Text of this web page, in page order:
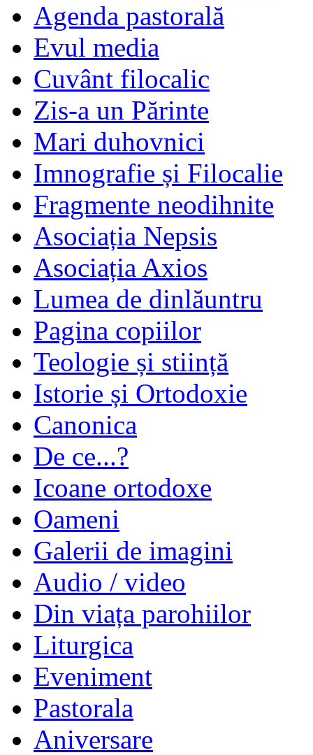
Agenda pastorală
Evul media
Cuvânt filocalic
Zis-a un Părinte
Mari duhovnici
Imnografie și Filocalie
Fragmente neodihnite
Asociația Nepsis
Asociația Axios
Lumea de dinlăuntru
Pagina copiilor
Teologie și stiință
Istorie și Ortodoxie
Canonica
De ce...?
Icoane ortodoxe
Oameni
Galerii de imagini
Audio / video
Din viața parohiilor
Liturgica
Eveniment
Pastorala
Aniversare